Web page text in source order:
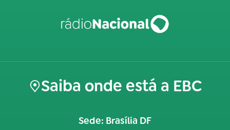
Saiba onde está a EBC
Sede: Brasília DF